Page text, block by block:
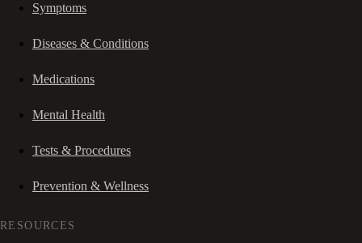
Symptoms
Diseases & Conditions
Medications
Mental Health
Tests & Procedures
Prevention & Wellness
RESOURCES